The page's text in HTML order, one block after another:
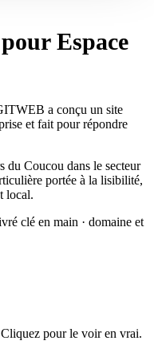
Espace
a conçu un site
et fait pour répondre
du Coucou dans le secteur
portée à la lisibilité,
local.
clé en main · domaine et
pour le voir en vrai.